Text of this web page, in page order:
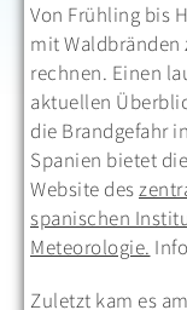
Von Frühling bis
mit Waldbränden
rechnen. Einen
aktuellen
die Brandgefahr in
Spanien bietet die
Website des
spanischen
Meteorologie.
Zuletzt kam es am
informieren Sie sich durch